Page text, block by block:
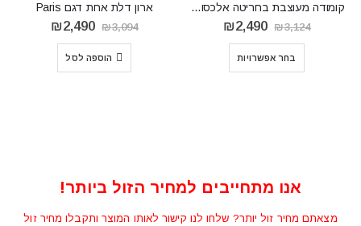
קומודה מעוצבת בחריטה אלכסונית דגם CABETO
₪3,124
המחיר
המקורי
₪3,124.
₪2,490
בחר אפשרויות
ארון דלת אחת דגם Paris
₪3,094
המחיר
המקורי
היה:
₪3,094.
₪2,490
הוספה לסל
אנו מתחייבים למחיר הזול ביותר!
מצאתם מחיר זול יותר? שלחו לנו קישור לאותו המוצר ותקבלו מחיר זול